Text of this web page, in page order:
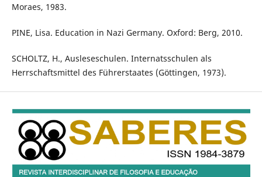
Moraes, 1983.
PINE, Lisa. Education in Nazi Germany. Oxford: Berg, 2010.
SCHOLTZ, H., Ausleseschulen. Internatsschulen als
Herrschaftsmittel des Führerstaates (Göttingen, 1973).